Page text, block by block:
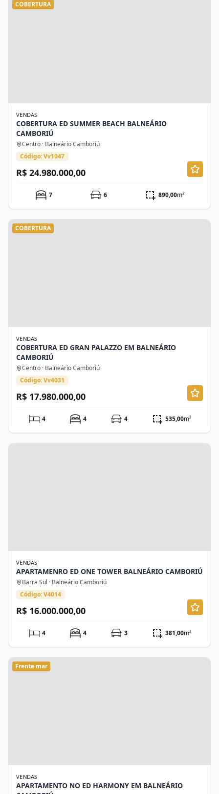
COBERTURA
VENDAS
COBERTURA ED SUMMER BEACH BALNEÁRIO
CAMBORIÚ
Centro · Balneário Camboriú
Código: Vv1047
R$ 24.980.000,00
7 6 890,00m²
COBERTURA
VENDAS
COBERTURA ED GRAN PALAZZO EM BALNEÁRIO
CAMBORIÚ
Centro · Balneário Camboriú
Código: Vv4031
R$ 17.980.000,00
4 4 4 535,00m²
VENDAS
APARTAMENRO ED ONE TOWER BALNEÁRIO CAMBORIÚ
Barra Sul · Balneário Camboriú
Código: V4014
R$ 16.000.000,00
4 4 3 381,00m²
Frente mar
VENDAS
APARTAMENTO NO ED HARMONY EM BALNEÁRIO